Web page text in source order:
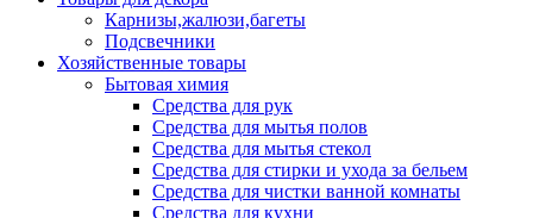
Карнизы,жалюзи,багеты
Подсвечники
Хозяйственные товары
Бытовая химия
Средства для рук
Средства для мытья полов
Средства для мытья стекол
Средства для стирки и ухода за бельем
Средства для чистки ванной комнаты
Средства для кухни